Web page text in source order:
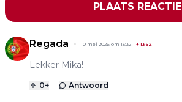
PLAATS REACTIE
Regada 10 mei 2026 om 13:32 +1362
Lekker Mika!
0+ Antwoord